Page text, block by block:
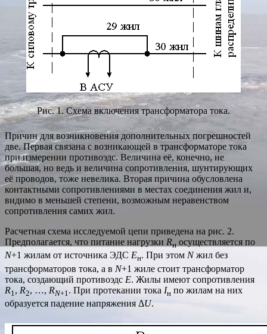
Рис. 1. Схема включения трансформатора тока.
Причин для возникновения дополнительных погрешностей
две. Первая связана с возникающей в трансформаторе тока
при измерении противоэдс. Величина её, конечно, не
большая, но ведь и величина сопротивления, шунтирующих
её проводов, тоже невелика. Вторая причина обусловлена
контактными сопротивлениями в местах соединения жил и,
видимо в меньшей степени, возможным неравенством
сопротивления самих жил.
Расчетная схема исследуемой цепи приведена на рис. 2.
Предполагается, что питание нагрузки Rн осуществляется по
N+1 жилам от источника ЭДС Eн. При этом Nжил без
трансформаторов тока, а в N+1 жиле стоит трансформатор
тока, создающий противоэдс E. Жилы имеют сопротивления
R1 , R2, …, RN+1 . При протекании тока Iн по жилам на них
образуется падение напряжения ΔU.